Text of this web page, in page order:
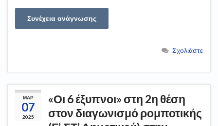
Συνέχεια ανάγνωσης
Σχολιάστε
ΜΑΡ
07
2025
«Οι 6 έξυπνοι» στη 2η θέση
στον διαγωνισμό ρομποτικής